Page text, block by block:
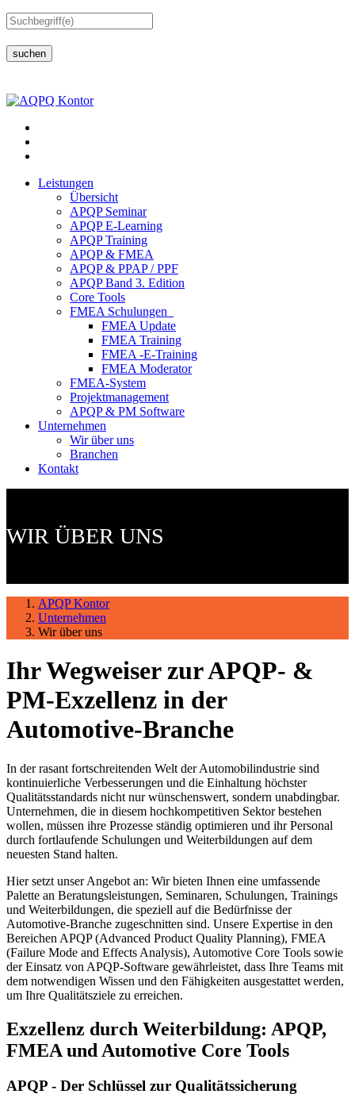
suchen
Leistungen
Übersicht
APQP Seminar
APQP E-Learning
APQP Training
APQP & FMEA
APQP & PPAP / PPF
APQP Band 3. Edition
Core Tools
FMEA Schulungen
FMEA Update
FMEA Training
FMEA -E-Training
FMEA Moderator
FMEA-System
Projektmanagement
APQP & PM Software
Unternehmen
Wir über uns
Branchen
Kontakt
WIR ÜBER UNS
APQP Kontor
Unternehmen
Wir über uns
Ihr Wegweiser zur APQP- &
PM-Exzellenz in der
Automotive-Branche
In der rasant fortschreitenden Welt der Automobilindustrie sind
kontinuierliche Verbesserungen und die Einhaltung höchster
Qualitätsstandards nicht nur wünschenswert, sondern unabdingbar.
Unternehmen, die in diesem hochkompetitiven Sektor bestehen
wollen, müssen ihre Prozesse ständig optimieren und ihr Personal
durch fortlaufende Schulungen und Weiterbildungen auf dem
neuesten Stand halten.
Hier setzt unser Angebot an: Wir bieten Ihnen eine umfassende
Palette an Beratungsleistungen, Seminaren, Schulungen, Trainings
und Weiterbildungen, die speziell auf die Bedürfnisse der
Automotive-Branche zugeschnitten sind. Unsere Expertise in den
Bereichen APQP (Advanced Product Quality Planning), FMEA
(Failure Mode and Effects Analysis), Automotive Core Tools sowie
der Einsatz von APQP-Software gewährleistet, dass Ihre Teams mit
dem notwendigen Wissen und den Fähigkeiten ausgestattet werden,
um Ihre Qualitätsziele zu erreichen.
Exzellenz durch Weiterbildung: APQP,
FMEA und Automotive Core Tools
APQP - Der Schlüssel zur Qualitätssicherung